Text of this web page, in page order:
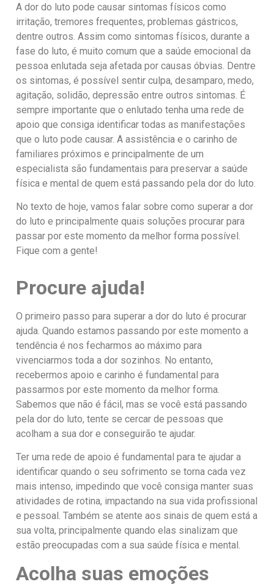
A dor do luto pode causar sintomas físicos como
irritação, tremores frequentes, problemas gástricos,
dentre outros. Assim como sintomas físicos, durante a
fase do luto, é muito comum que a saúde emocional da
pessoa enlutada seja afetada por causas óbvias. Dentre
os sintomas, é possível sentir culpa, desamparo, medo,
agitação, solidão, depressão entre outros sintomas. É
sempre importante que o enlutado tenha uma rede de
apoio que consiga identificar todas as manifestações
que o luto pode causar. A assistência e o carinho de
familiares próximos e principalmente de um
especialista são fundamentais para preservar a saúde
física e mental de quem está passando pela dor do luto.
No texto de hoje, vamos falar sobre como superar a dor
do luto e principalmente quais soluções procurar para
passar por este momento da melhor forma possível.
Fique com a gente!
Procure ajuda!
O primeiro passo para superar a dor do luto é procurar
ajuda. Quando estamos passando por este momento a
tendência é nos fecharmos ao máximo para
vivenciarmos toda a dor sozinhos. No entanto,
recebermos apoio e carinho é fundamental para
passarmos por este momento da melhor forma.
Sabemos que não é fácil, mas se você está passando
pela dor do luto, tente se cercar de pessoas que
acolham a sua dor e conseguirão te ajudar.
Ter uma rede de apoio é fundamental para te ajudar a
identificar quando o seu sofrimento se torna cada vez
mais intenso, impedindo que você consiga manter suas
atividades de rotina, impactando na sua vida profissional
e pessoal. Também se atente aos sinais de quem está a
sua volta, principalmente quando elas sinalizam que
estão preocupadas com a sua saúde física e mental.
Acolha suas emoções